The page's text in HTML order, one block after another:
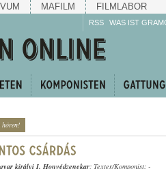
MAFILM FILMLABOR
RSS WAS IST
hören!
királyi I. Honvédzenekar; Texter/Komponist: -